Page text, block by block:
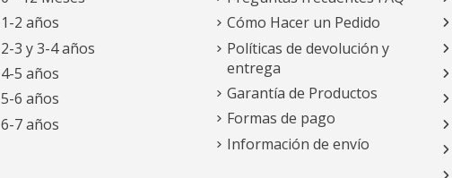
1-2 años
2-3 y 3-4 años
4-5 años
5-6 años
6-7 años
Cómo Hacer un Pedido
Políticas de devolución y
entrega
Garantía de Productos
Formas de pago
Información de envío